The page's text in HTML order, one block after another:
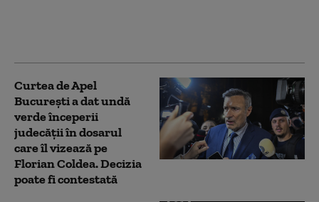
Curtea de Apel
București a dat undă
verde începerii
judecății în dosarul
care îl vizează pe
Florian Coldea. Decizia
poate fi contestată